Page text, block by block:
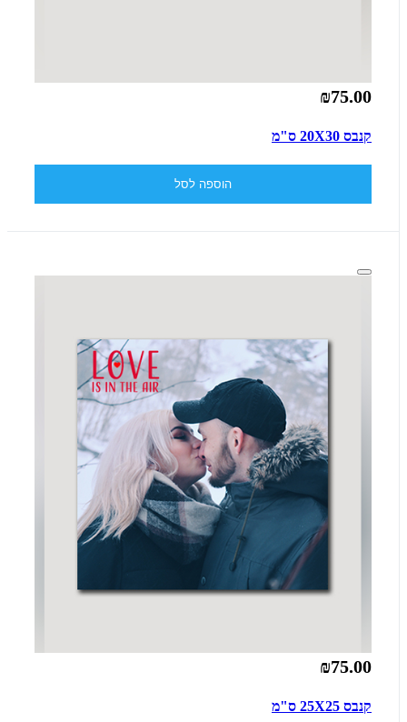
₪75.00
קנבס 20X30 ס"מ
הוספה לסל
₪75.00
קנבס 25X25 ס"מ